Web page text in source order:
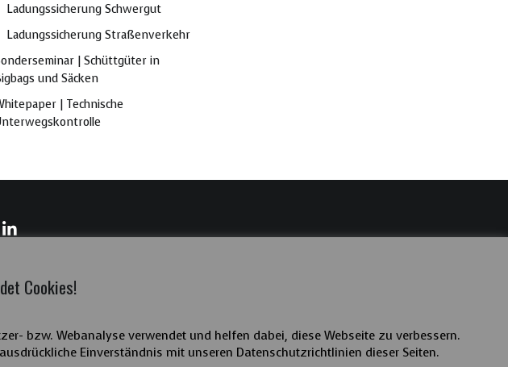
Ladungssicherung Schwergut
Ladungssicherung Straßenverkehr
| Schüttgüter in
und Säcken
| Technische
| Hilmar Müller
Cookies!
bzw. Webanalyse verwendet und helfen dabei, diese Webseite zu verbessern.
Einverständnis mit unseren Datenschutzrichtlinien dieser Seiten.